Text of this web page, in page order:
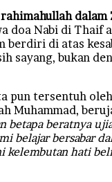
dalam
doa Nabi di Thaif
berdiri di atas
sayang, bukan
pun tersentuh
Muhammad,
betapa beratnya
belajar bersabar
kelembutan hati